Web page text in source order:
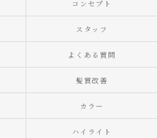
コンセプト
スタッフ
よくある質問
髪質改善
カラー
ハイライト